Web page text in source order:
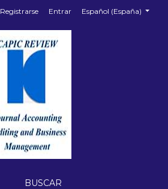
Registrarse Entrar Español (España)
BUSCAR